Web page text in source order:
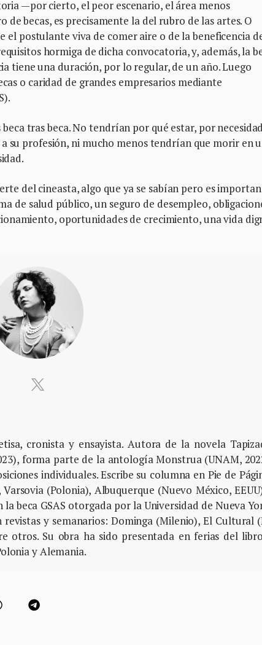
—por cierto, el peor escenario, el área menos
becas, es precisamente la del rubro de las artes. O
el postulante viva de comer aire o de la beneficencia
hormiga de dicha convocatoria, y, además, la
tiene una duración, por lo regular, de un año. Luego
o caridad de grandes empresarios mediante
tras beca. No tendrían por qué estar, por necesidad
su profesión, ni mucho menos tendrían que morir en
del cineasta, algo que ya se sabían pero es
de salud público, un seguro de desempleo,
oportunidades de crecimiento, una vida
cronista y ensayista. Autora de la novela
forma parte de la antología Monstrua (UNAM,
individuales. Escribe su columna en Pie de
(Polonia), Albuquerque (Nuevo México,
beca GSAS otorgada por la Universidad de Nueva
y semanarios: Dominga (Milenio), El Cultural
otros. Su obra ha sido presentada en ferias del
y Alemania.